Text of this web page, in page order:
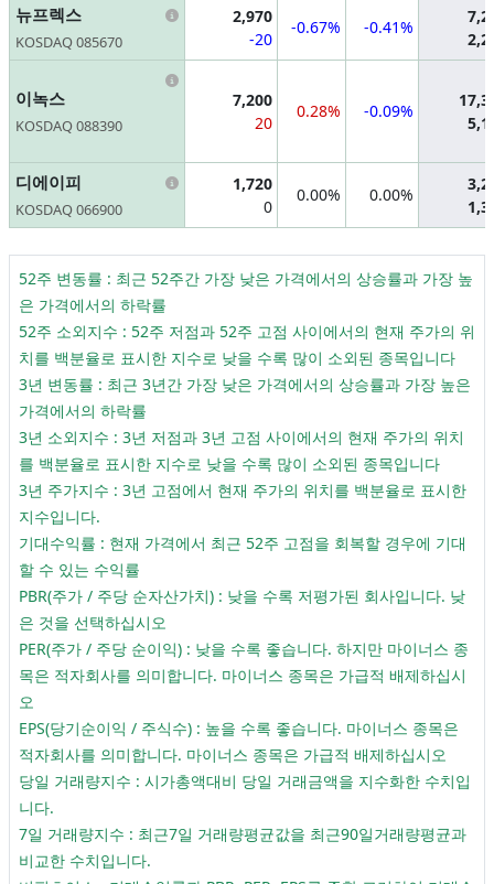
뉴프렉스
KOSDAQ 085670
Information
2,970
-20
-0.67% -0.41%
이녹스
KOSDAQ 088390
Information
7,200
20
0.28% -0.09%
디에이피
KOSDAQ 066900
Information
1,720
0
0.00% 0.00%
52주 변동률 : 최근 52주간 가장 낮은 가격에서의 상승률과 가장 높
은 가격에서의 하락률
52주 소외지수 : 52주 저점과 52주 고점 사이에서의 현재 주가의 위
치를 백분율로 표시한 지수로 낮을 수록 많이 소외된 종목입니다
3년 변동률 : 최근 3년간 가장 낮은 가격에서의 상승률과 가장 높은
가격에서의 하락률
3년 소외지수 : 3년 저점과 3년 고점 사이에서의 현재 주가의 위치
를 백분율로 표시한 지수로 낮을 수록 많이 소외된 종목입니다
3년 주가지수 : 3년 고점에서 현재 주가의 위치를 백분율로 표시한
지수입니다.
기대수익률 : 현재 가격에서 최근 52주 고점을 회복할 경우에 기대
할 수 있는 수익률
PBR(주가 / 주당 순자산가치) : 낮을 수록 저평가된 회사입니다. 낮
은 것을 선택하십시오
PER(주가 / 주당 순이익) : 낮을 수록 좋습니다. 하지만 마이너스 종
목은 적자회사를 의미합니다. 마이너스 종목은 가급적 배제하십시
오
EPS(당기순이익 / 주식수) : 높을 수록 좋습니다. 마이너스 종목은
적자회사를 의미합니다. 마이너스 종목은 가급적 배제하십시오
당일 거래량지수 : 시가총액대비 당일 거래금액을 지수화한 수치입
니다.
7일 거래량지수 : 최근7일 거래량평균값을 최근90일거래량평균과
비교한 수치입니다.